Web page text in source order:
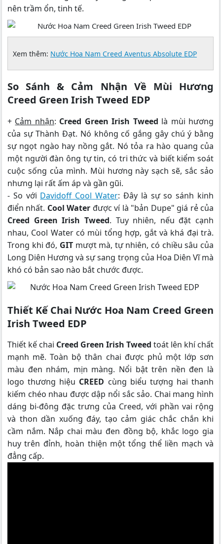
nên trầm ổn, tinh tế.
Xem thêm: Nước Hoa Nam Creed Aventus Absolute EDP
So Sánh & Cảm Nhận Về Mùi Hương
Creed Green Irish Tweed EDP
+ Cảm nhận: Creed Green Irish Tweed là mùi hương
của sự Thành Đạt. Nó không cố gắng gây chú ý bằng
sự ngọt ngào hay nồng gắt. Nó tỏa ra hào quang của
một người đàn ông tự tin, có tri thức và biết kiểm soát
cuộc sống của mình. Mùi hương này sạch sẽ, sắc sảo
nhưng lại rất ấm áp và gần gũi.
- So với Davidoff Cool Water: Đây là sự so sánh kinh
điển nhất. Cool Water được ví là "bản Dupe" giá rẻ của
Creed Green Irish Tweed. Tuy nhiên, nếu đặt cạnh
nhau, Cool Water có mùi tổng hợp, gắt và khá đại trà.
Trong khi đó, GITmượt mà, tự nhiên, có chiều sâu của
Long Diên Hương và sự sang trọng của Hoa Diên Vĩ mà
khó có bản sao nào bắt chước được.
Thiết Kế Chai Nước Hoa Nam Creed Green
Irish Tweed EDP
Thiết kế chai Creed Green Irish Tweed toát lên khí chất
mạnh mẽ. Toàn bộ thân chai được phủ một lớp sơn
màu đen nhám, mịn màng. Nổi bật trên nền đen là
logo thương hiệu CREED cùng biểu tượng hai thanh
kiếm chéo nhau được dập nổi sắc sảo. Chai mang hình
dáng bi-đông đặc trưng của Creed, với phần vai rộng
và thon dần xuống đáy, tạo cảm giác chắc chắn khi
cầm nắm. Nắp chai màu đen đồng bộ, khắc logo gia
huy trên đỉnh, hoàn thiện một tổng thể liền mạch và
đẳng cấp.